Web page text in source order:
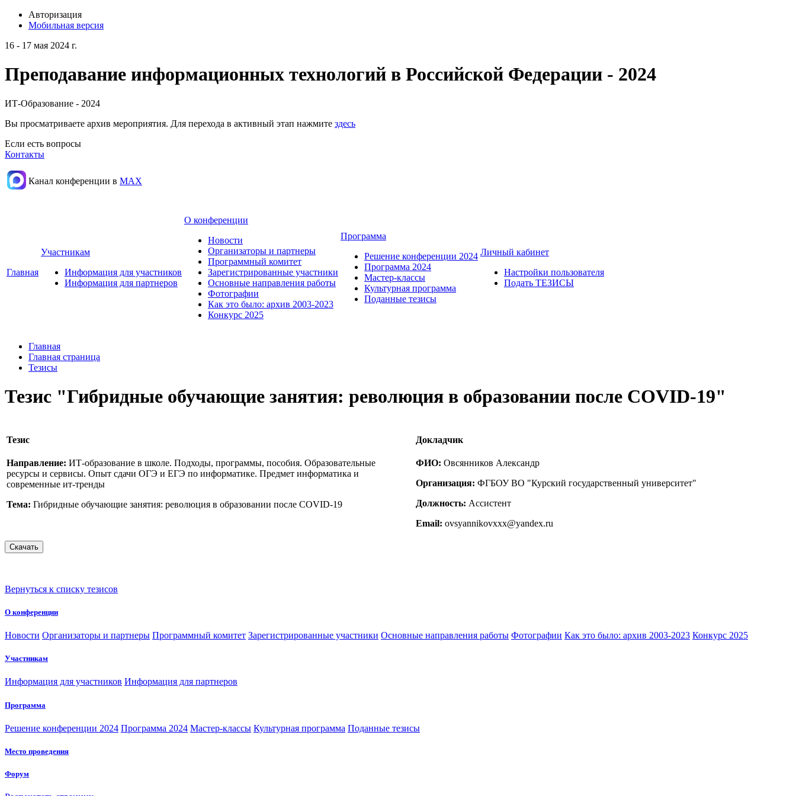
Авторизация
Мобильная версия
16 - 17 мая 2024 г.
Преподавание информационных технологий в Российской Федерации - 2024
ИТ-Образование - 2024
Вы просматриваете архив мероприятия. Для перехода в активный этап нажмите здесь
Если есть вопросы
Контакты
Канал конференции в МАХ
Главная
Участникам
Информация для участников
Информация для партнеров
О конференции
Новости
Организаторы и партнеры
Программный комитет
Зарегистрированные участники
Основные направления работы
Фотографии
Как это было: архив 2003-2023
Конкурс 2025
Программа
Решение конференции 2024
Программа 2024
Мастер-классы
Культурная программа
Поданные тезисы
Личный кабинет
Настройки пользователя
Подать ТЕЗИСЫ
Главная
Главная страница
Тезисы
Тезис "Гибридные обучающие занятия: революция в образовании после COVID-19"
Тезис
Направление: ИТ-образование в школе. Подходы, программы, пособия. Образовательные
ресурсы и сервисы. Опыт сдачи ОГЭ и ЕГЭ по информатике. Предмет информатика и
современные ит-тренды
Тема: Гибридные обучающие занятия: революция в образовании после COVID-19
Докладчик
ФИО: Овсянников Александр
Организация: ФГБОУ ВО "Курский государственный университет"
Должность: Ассистент
Email: ovsyannikovxxx@yandex.ru
Вернуться к списку тезисов
О конференции
Новости Организаторы и партнеры Программный комитет Зарегистрированные участники Основные направления работы Фотографии Как это было: архив 2003-2023 Конкурс 2025
Участникам
Информация для участников Информация для партнеров
Программа
Решение конференции 2024 Программа 2024 Мастер-классы Культурная программа Поданные тезисы
Место проведения
Форум